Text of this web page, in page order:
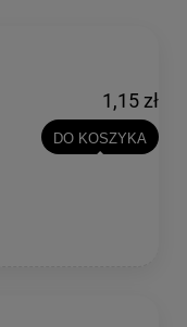
1,15 zł
DO KOSZYKA